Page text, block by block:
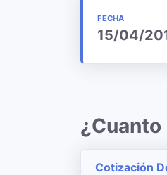
FECHA
15/04/
Cotización